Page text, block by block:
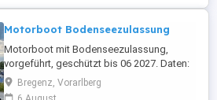
vergangenen ...
Motorboot Bodenseezulassung
Motorboot mit Bodenseezulassung,
vorgeführt, geschützt bis 06 2027. Daten:
Länge: 5,48m Breite: 2,00m
Wasserverdrängung: ca 800kg Motor:
Bregenz, Vorarlberg